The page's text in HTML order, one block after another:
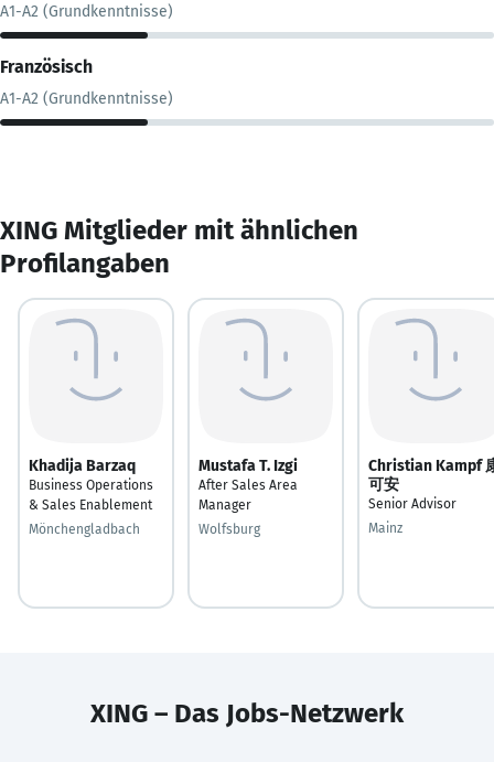
A1-A2 (Grundkenntnisse)
Französisch
A1-A2 (Grundkenntnisse)
XING Mitglieder mit ähnlichen
Profilangaben
Khadija Barzaq
Business Operations
& Sales Enablement
Mönchengladbach
Mustafa T. Izgi
After Sales Area
Manager
Wolfsburg
Christian Kampf
可安
Senior Advisor
Mainz
XING – Das Jobs-Netzwerk